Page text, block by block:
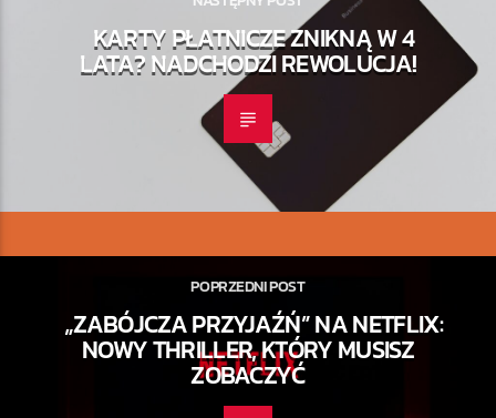
KARTY PŁATNICZE ZNIKNĄ W 4
LATA? NADCHODZI REWOLUCJA!
POPRZEDNI POST
„ZABÓJCZA PRZYJAŹŃ” NA NETFLIX:
NOWY THRILLER, KTÓRY MUSISZ
ZOBACZYĆ